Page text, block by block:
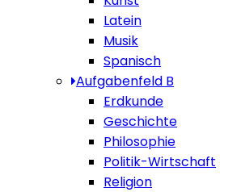
Latein
Musik
Spanisch
Aufgabenfeld B
Erdkunde
Geschichte
Philosophie
Politik-Wirtschaft
Religion